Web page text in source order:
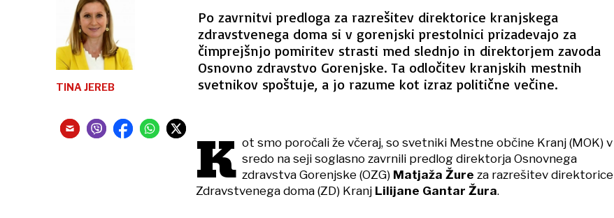
Po zavrnitvi predloga za razrešitev direktorice kranjskega
zdravstvenega doma si v gorenjski prestolnici prizadevajo za
čimprejšnjo pomiritev strasti med slednjo in direktorjem zavoda
Osnovno zdravstvo Gorenjske. Ta odločitev kranjskih mestnih
svetnikov spoštuje, a jo razume kot izraz politične večine.
TINA JEREB
K ot smo poročali že včeraj, so svetniki Mestne občine Kranj (MOK) v
sredo na seji soglasno zavrnili predlog direktorja Osnovnega
zdravstva Gorenjske (OZG) Matjaža Žure za razrešitev direktorice
Zdravstvenega doma (ZD) Kranj Lilijane Gantar Žura.